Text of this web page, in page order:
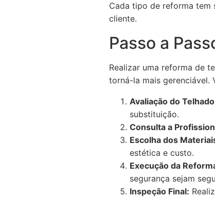
Cada tipo de reforma tem
cliente.
Passo a
Realizar uma reforma de
torná-la mais gerenciável.
Avaliação do
substituição.
Consulta a
Escolha dos
estética e custo.
Execução da
segurança sejam
Inspeção Final: